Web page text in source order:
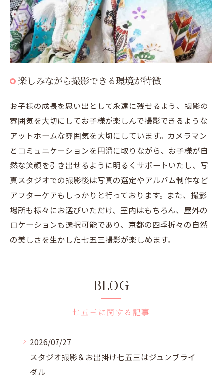
楽しみながら撮影できる環境が特徴
お子様の成長を思い出として永遠に残せるよう、撮影の
雰囲気を大切にしてお子様が楽しんで撮影できるような
アットホームな雰囲気を大切にしています。カメラマン
とコミュニケーションを円滑に取りながら、お子様が自
然な笑顔を引き出せるように明るくサポートいたし、写
真スタジオでの撮影後は写真の選定やアルバム制作など
アフターケアもしっかりと行っております。また、撮影
場所も様々にお選びいただけ、室内はもちろん、屋外の
ロケーションも選択可能であり、京都の四季折々の自然
の美しさを生かした七五三撮影が楽しめます。
BLOG
七五三に関する記事
2026/07/27
スタジオ撮影＆お出掛け七五三はジュンブライ
ダル